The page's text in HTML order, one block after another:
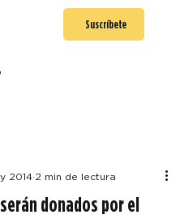
Suscríbete
donados por el
2014 2 min de lectura